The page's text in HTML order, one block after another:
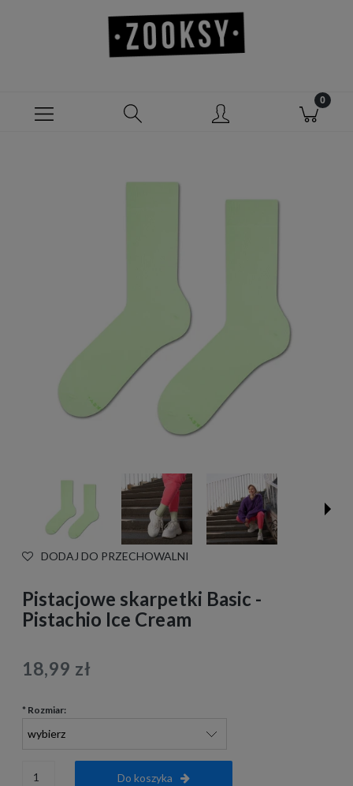
DODAJ DO PRZECHOWALNI
Pistacjowe skarpetki Basic -
Pistachio Ice Cream
18,99 zł
* Rozmiar:
Do koszyka